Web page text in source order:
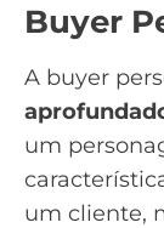
Buyer
A buyer
um
um cliente,